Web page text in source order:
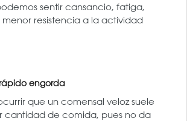
sentir cansancio, fatiga,
menor resistencia a la actividad
engorda
que un comensal veloz suele
cantidad de comida, pues no da